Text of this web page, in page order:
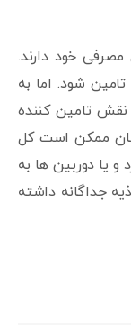
مصرفی خود دارند.
شود. اما به
تامین کننده
ممکن است کل
یا دوربین ها به
جداگانه داشته